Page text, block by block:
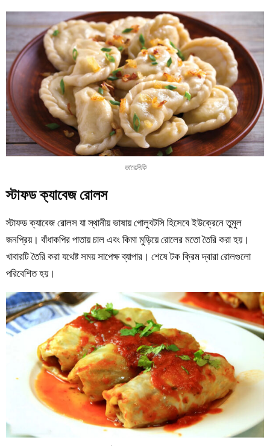
ভারেনিকি
স্টাফড ক্যাবেজ রোলস
স্টাফড ক্যাবেজ রোলস যা স্থানীয় ভাষায় গোলুবটসি হিসেবে ইউক্রেনে তুমুল
জনপ্রিয়। বাঁধাকপির পাতায় চাল এবং কিমা মুড়িয়ে রোলের মতো তৈরি করা হয়।
খাবারটি তৈরি করা যথেষ্ট সময় সাপেক্ষ ব্যাপার। শেষে টক ক্রিম দ্বারা রোলগুলো
পরিবেশিত হয়।